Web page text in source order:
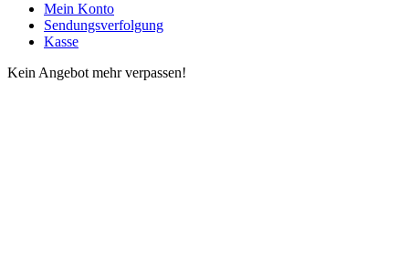
Mein Konto
Sendungsverfolgung
Kasse
Kein Angebot mehr verpassen!